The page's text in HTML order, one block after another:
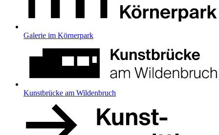
Galerie im Körnerpark
Kunstbrücke am Wildenbruch